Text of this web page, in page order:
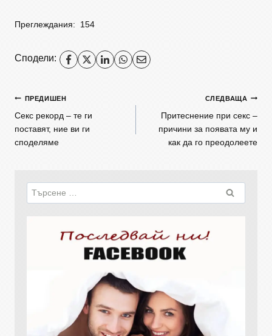
Преглеждания: 154
Сподели:
ПРЕДИШЕН
Секс рекорд – те ги
поставят, ние ви ги
споделяме
СЛЕДВАЩА
Притеснение при секс –
причини за появата му и
как да го преодолеете